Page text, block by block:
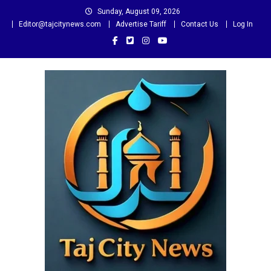
Sunday, August 09, 2026
Editor@tajcitynews.com
Advertise Tariff Contact Us Log In